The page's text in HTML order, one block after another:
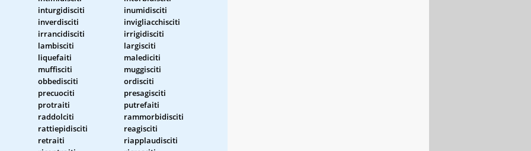
inturgidisciti
inumidisciti
inverdisciti
invigliacchisciti
irrancidisciti
irrigidisciti
lambisciti
largisciti
liquefaiti
malediciti
muffisciti
muggisciti
obbedisciti
ordisciti
precuociti
presagisciti
protraiti
putrefaiti
raddolciti
rammorbidisciti
rattiepidisciti
reagisciti
retraiti
riapplaudisciti